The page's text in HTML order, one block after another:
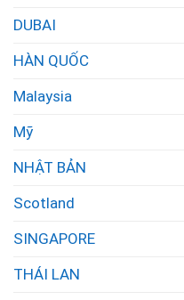
DUBAI
HÀN QUỐC
Malaysia
Mỹ
NHẬT BẢN
Scotland
SINGAPORE
THÁI LAN